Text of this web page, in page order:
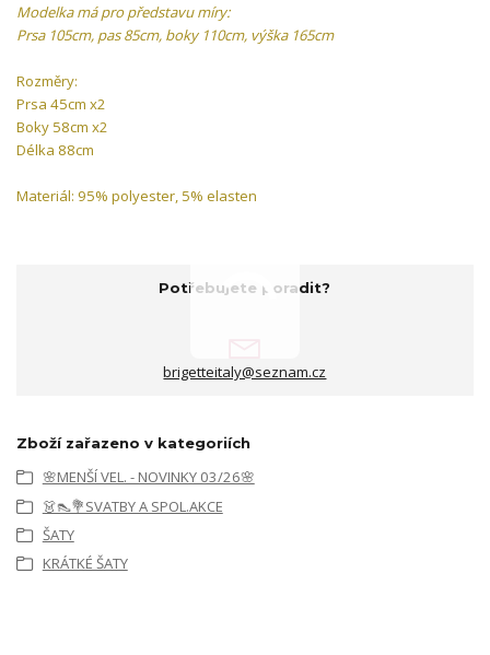
Modelka má pro představu míry:
Prsa 105cm, pas 85cm, boky 110cm, výška 165cm
Rozměry:
Prsa 45cm x2
Boky 58cm x2
Délka 88cm
Materiál: 95% polyester, 5% elasten
Potřebujete poradit?
brigetteitaly@seznam.cz
Zboží zařazeno v kategoriích
🌸MENŠÍ VEL. - NOVINKY 03/26🌸
👗👠💐SVATBY A SPOL.AKCE
ŠATY
KRÁTKÉ ŠATY